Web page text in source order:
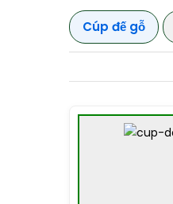
Cúp đế gỗ